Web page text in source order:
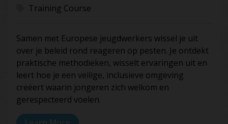
Training Course
Samen met Europese jeugdwerkers wissel je uit
over je beleid rond reageren op pesten. Je ontdekt
praktische methodieken, wisselt ervaringen uit en
leert hoe je een veilige, inclusieve omgeving
creëert waarin jongeren zich welkom en
gerespecteerd voelen.